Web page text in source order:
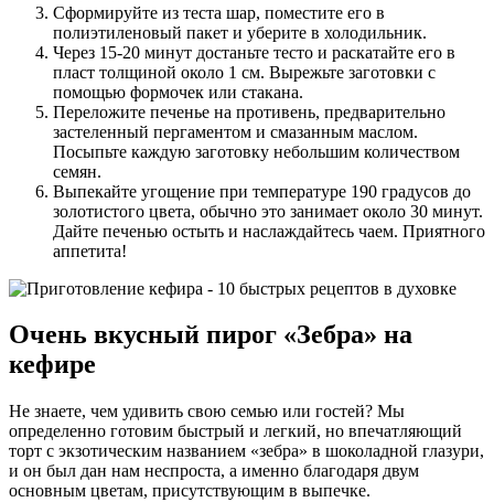
Сформируйте из теста шар, поместите его в
полиэтиленовый пакет и уберите в холодильник.
Через 15-20 минут достаньте тесто и раскатайте его в
пласт толщиной около 1 см. Вырежьте заготовки с
помощью формочек или стакана.
Переложите печенье на противень, предварительно
застеленный пергаментом и смазанным маслом.
Посыпьте каждую заготовку небольшим количеством
семян.
Выпекайте угощение при температуре 190 градусов до
золотистого цвета, обычно это занимает около 30 минут.
Дайте печенью остыть и наслаждайтесь чаем. Приятного
аппетита!
Очень вкусный пирог «Зебра» на
кефире
Не знаете, чем удивить свою семью или гостей? Мы
определенно готовим быстрый и легкий, но впечатляющий
торт с экзотическим названием «зебра» в шоколадной глазури,
и он был дан нам неспроста, а именно благодаря двум
основным цветам, присутствующим в выпечке.